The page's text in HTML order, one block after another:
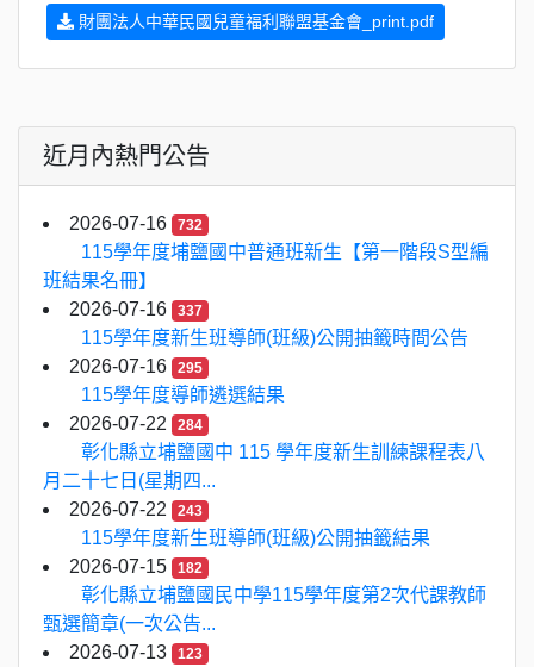
財團法人中華民國兒童福利聯盟基金會_print.pdf
近月內熱門公告
2026-07-16 732
115學年度埔鹽國中普通班新生【第一階段S型編
班結果名冊】
2026-07-16
337
115學年度新生班導師(班級)公開抽籤時間公告
2026-07-16
295
115學年度導師遴選結果
2026-07-22
284
彰化縣立埔鹽國中 115 學年度新生訓練課程表八
月二十七日(星期四...
2026-07-22
243
115學年度新生班導師(班級)公開抽籤結果
2026-07-15
182
彰化縣立埔鹽國民中學115學年度第2次代課教師
甄選簡章(一次公告...
2026-07-13
123